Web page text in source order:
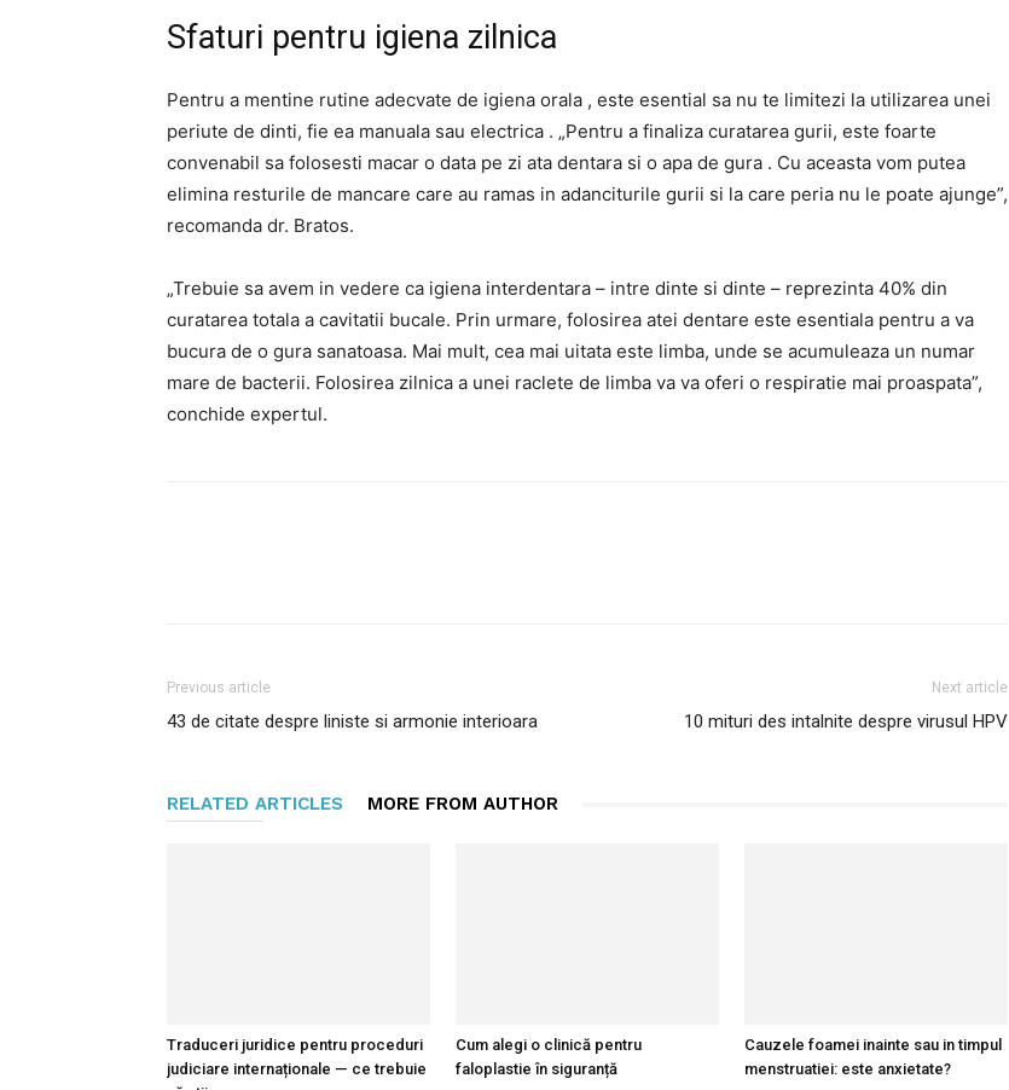
Sfaturi pentru igiena zilnica
Pentru a mentine rutine adecvate de igiena orala , este esential sa nu te limitezi la utilizarea unei
periute de dinti, fie ea manuala sau electrica . „Pentru a finaliza curatarea gurii, este foarte
convenabil sa folosesti macar o data pe zi ata dentara si o apa de gura . Cu aceasta vom putea
elimina resturile de mancare care au ramas in adanciturile gurii si la care peria nu le poate ajunge”,
recomanda dr. Bratos.
„Trebuie sa avem in vedere ca igiena interdentara – intre dinte si dinte – reprezinta 40% din
curatarea totala a cavitatii bucale. Prin urmare, folosirea atei dentare este esentiala pentru a va
bucura de o gura sanatoasa. Mai mult, cea mai uitata este limba, unde se acumuleaza un numar
mare de bacterii. Folosirea zilnica a unei raclete de limba va va oferi o respiratie mai proaspata”,
conchide expertul.
Previous article
43 de citate despre liniste si armonie interioara
Next article
10 mituri des intalnite despre virusul HPV
RELATED ARTICLES MORE FROM AUTHOR
Traduceri juridice pentru proceduri
judiciare internaționale — ce trebuie
Cum alegi o clinică pentru
faloplastie în siguranță
Cauzele foamei inainte sau in timpul
menstruatiei: este anxietate?